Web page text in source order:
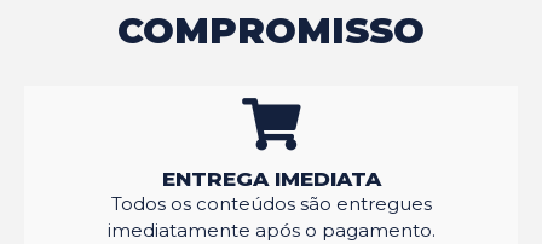
COMPROMISSO
ENTREGA IMEDIATA
Todos os conteúdos são entregues
imediatamente após o pagamento.